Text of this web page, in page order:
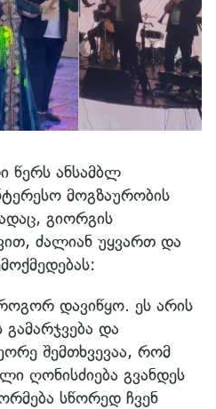
წერს ანსამბლ
მოგზაურობის
გიორგის
ძალიან უყვართ და
დავიწყო. ეს არის
და
შემთხვევაა, რომ
ღონისძიება გვანდეს
სწორედ ჩვენ